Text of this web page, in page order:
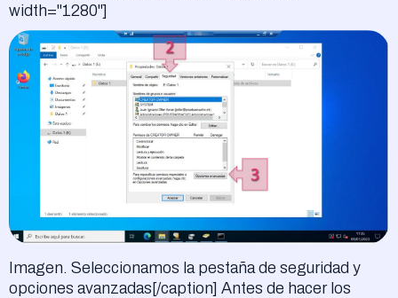
width="1280"]
Imagen. Seleccionamos la pestaña de seguridad y
opciones avanzadas[/caption] Antes de hacer los